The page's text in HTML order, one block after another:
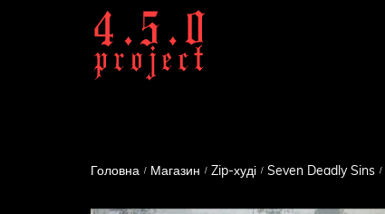
Головна / Магазин / Zip-худі / Seven Deadly Sins /